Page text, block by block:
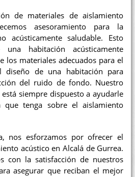
de materiales de aislamiento
asesoramiento para la
acústicamente saludable. Esto
habitación acústicamente
los materiales adecuados para el
diseño de una habitación para
del ruido de fondo. Nuestro
siempre dispuesto a ayudarle
que tenga sobre el aislamiento
nos esforzamos por ofrecer el
acústico en Alcalá de Gurrea.
con la satisfacción de nuestros
asegurar que reciban el mejor